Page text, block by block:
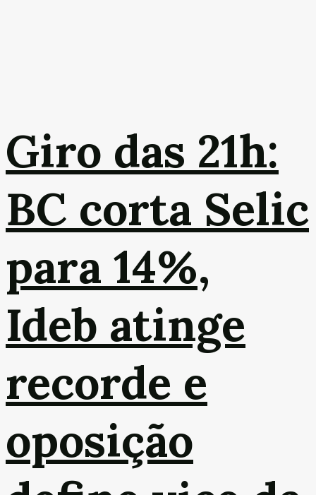
Giro das 21h:
BC corta Selic
para 14%,
Ideb atinge
recorde e
oposição